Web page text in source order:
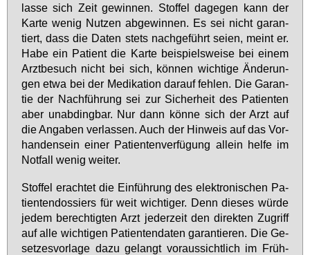
las­se sich Zeit ge­win­nen. Stof­fel da­ge­gen kann der
Kar­te we­nig Nut­zen ab­ge­win­nen. Es sei nicht ga­ran­
tiert, dass die Da­ten stets nach­ge­führt sei­en, meint er.
Ha­be ein Pa­ti­ent die Kar­te bei­spiels­wei­se bei ei­nem
Arzt­be­such nicht bei sich, kön­nen wich­ti­ge Än­de­run­
gen et­wa bei der Me­di­ka­ti­on dar­auf feh­len. Die Ga­ran­
tie der Nach­füh­rung sei zur Si­cher­heit des Pa­ti­en­ten
aber un­ab­ding­bar. Nur dann kön­ne sich der Arzt auf
die An­ga­ben ver­las­sen. Auch der Hin­weis auf das Vor­
han­den­sein ei­ner Pa­ti­en­ten­ver­fü­gung al­lein hel­fe im
Not­fall we­nig wei­ter.
Stof­fel er­ach­tet die Ein­füh­rung des elek­tro­ni­schen Pa­
ti­en­ten­dos­siers für weit wich­ti­ger. Denn die­ses wür­de
je­dem be­rech­tig­ten Arzt je­der­zeit den di­rek­ten Zu­griff
auf al­le wich­ti­gen Pa­ti­en­ten­da­ten ga­ran­tie­ren. Die Ge­
set­zes­vor­la­ge da­zu ge­langt vor­aus­sicht­lich im Früh­